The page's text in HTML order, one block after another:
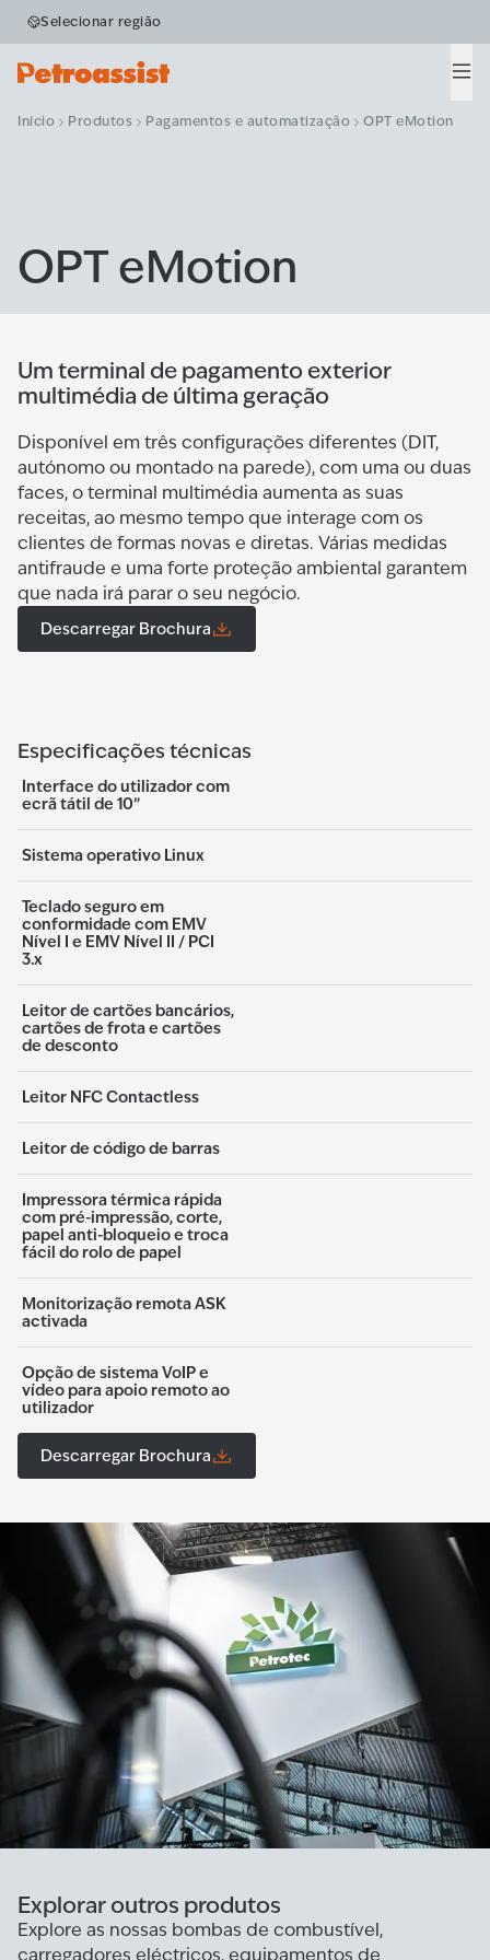
Selecionar região
Início Produtos Pagamentos e automatização OPT eMotion
OPT eMotion
Um terminal de pagamento exterior
multimédia de última geração
Disponível em três configurações diferentes (DIT,
autónomo ou montado na parede), com uma ou duas
faces, o terminal multimédia aumenta as suas
receitas, ao mesmo tempo que interage com os
clientes de formas novas e diretas. Várias medidas
antifraude e uma forte proteção ambiental garantem
que nada irá parar o seu negócio.
Descarregar Brochura
Especificações técnicas
Interface do utilizador com
ecrã tátil de 10”
Sistema operativo Linux
Teclado seguro em
conformidade com EMV
Nível I e EMV Nível II / PCI
3.x
Leitor de cartões bancários,
cartões de frota e cartões
de desconto
Leitor NFC Contactless
Leitor de código de barras
Impressora térmica rápida
com pré-impressão, corte,
papel anti-bloqueio e troca
fácil do rolo de papel
Monitorização remota ASK
activada
Opção de sistema VoIP e
vídeo para apoio remoto ao
utilizador
Descarregar Brochura
Explorar outros produtos
Explore as nossas bombas de combustível,
carregadores eléctricos, equipamentos de